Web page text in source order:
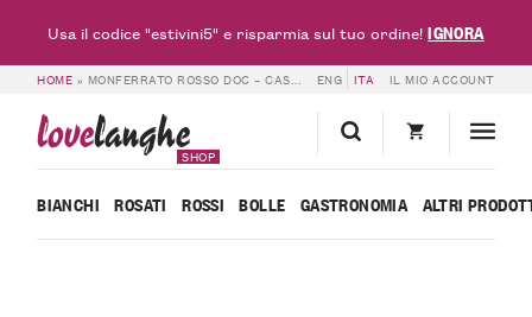
HOME » MONFERRATO ROSSO DOC – CASCINA FONTANETTE (ETICHETTA) ENG ITA IL MIO ACCOUNT
lovelanghe
SHOP
BIANCHI ROSATI ROSSI BOLLE GASTRONOMIA ALTRI
Usa il codice "estivini5" e risparmia sul tuo ordine!IGNORA